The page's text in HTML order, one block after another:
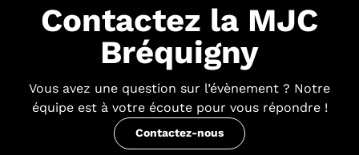
Contactez la MJC
Bréquigny
Vous avez une question sur l’évènement ? Notre
équipe est à votre écoute pour vous répondre !